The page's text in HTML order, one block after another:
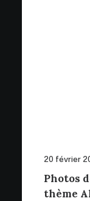
20 février
Photos
thème